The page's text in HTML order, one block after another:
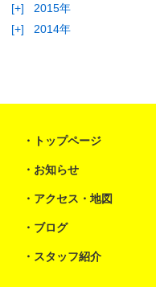
[+]
2015年
[+]
2014年
トップページ
お知らせ
アクセス・地図
ブログ
スタッフ紹介